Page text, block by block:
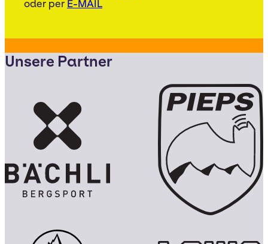
oder per E-MAIL
Unsere Partner